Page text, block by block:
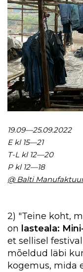
19.09—25.09.2022
E kl 15—21
T-L kl 12—20
P kl 12—18
@ Balti
2) "Teine koht,
on lasteala:
et sellisel
mõeldud läbi
kogemus, mida